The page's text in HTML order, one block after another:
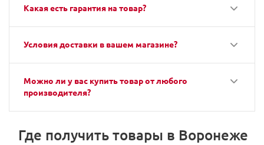
Какая есть гарантия на товар?
Условия доставки в вашем магазине?
Можно ли у вас купить товар от любого
производителя?
Где получить товары в Воронеже